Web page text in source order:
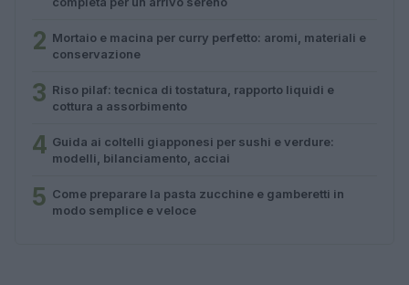
2 Mortaio e macina per curry perfetto: aromi, materiali e
conservazione
3 Riso pilaf: tecnica di tostatura, rapporto liquidi e
cottura a assorbimento
4 Guida ai coltelli giapponesi per sushi e verdure:
modelli, bilanciamento, acciai
5 Come preparare la pasta zucchine e gamberetti in
modo semplice e veloce